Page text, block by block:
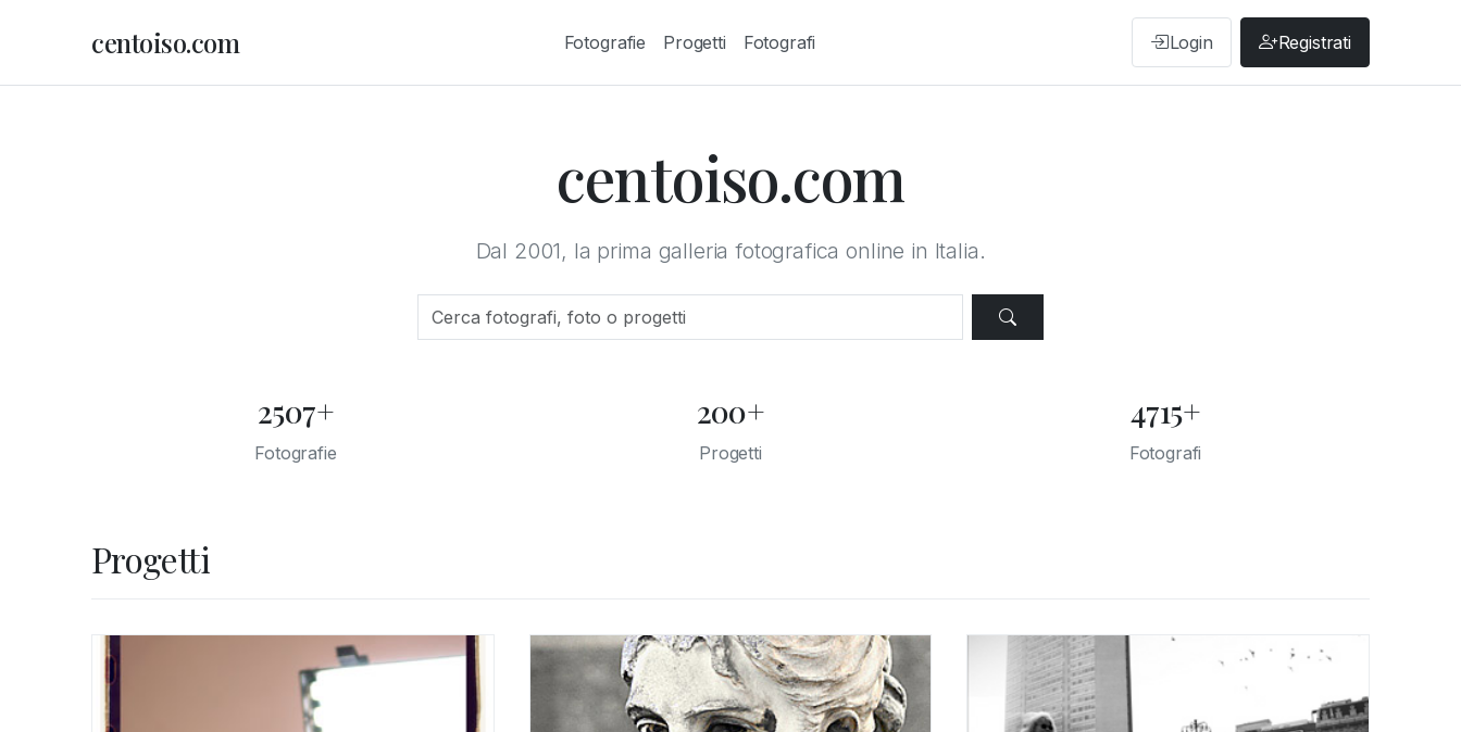
centoiso.com Fotografie Progetti Fotografi Login Registrati
centoiso.com
Dal 2001, la prima galleria fotografica online in Italia.
2507+
Fotografie
200+
Progetti
4715+
Fotografi
Progetti